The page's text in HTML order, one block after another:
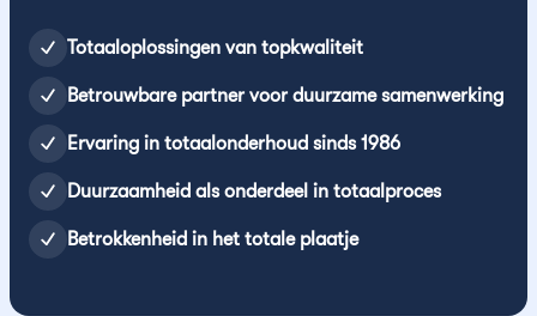
Totaaloplossingen van topkwaliteit
Betrouwbare partner voor duurzame samenwerking
Ervaring in totaalonderhoud sinds 1986
Duurzaamheid als onderdeel in totaalproces
Betrokkenheid in het totale plaatje